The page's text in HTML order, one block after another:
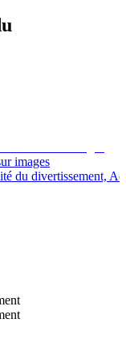
images
du divertissement,